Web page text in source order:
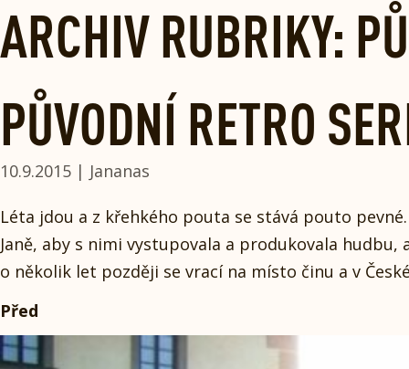
Skip
to
content
ARCHIV RUBRIKY:
PŮVODNÍ RETRO
10.9.2015 | Jananas
Léta jdou a z křehkého pouta se stává pouto
Janě, aby s nimi vystupovala a produkovala
o několik let později se vrací na místo činu a v
Před